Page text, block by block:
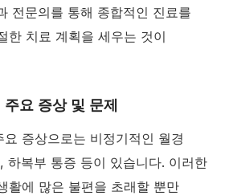
전문의를 통해 종합적인 진료를
한 치료 계획을 세우는 것이
요 증상 및 문제
증상으로는 비정기적인 월경
하복부 통증 등이 있습니다. 이러한
활에 많은 불편을 초래할 뿐만